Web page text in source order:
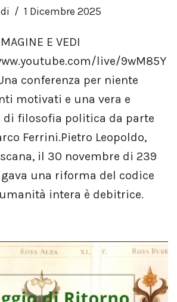
1 Dicembre 2025
E VEDI
live/9wM85Y
conferenza per niente
motivati e una vera e
di filosofia politica da parte
Ferrini.Pietro Leopoldo,
il 30 novembre di 239
una riforma del codice
intera è debitrice.